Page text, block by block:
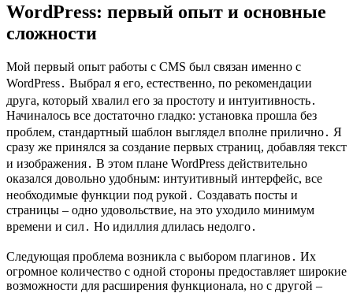
WordPress: первый опыт и основные
сложности
Мой первый опыт работы с CMS был связан именно с
WordPress․ Выбрал я его, естественно, по рекомендации
друга, который хвалил его за простоту и интуитивность․
Начиналось все достаточно гладко: установка прошла без
проблем, стандартный шаблон выглядел вполне прилично․ Я
сразу же принялся за создание первых страниц, добавляя текст
и изображения․ В этом плане WordPress действительно
оказался довольно удобным: интуитивный интерфейс, все
необходимые функции под рукой․ Создавать посты и
страницы – одно удовольствие, на это уходило минимум
времени и сил․ Но идиллия длилась недолго․
Следующая проблема возникла с выбором плагинов․ Их
огромное количество с одной стороны предоставляет широкие
возможности для расширения функционала, но с другой –